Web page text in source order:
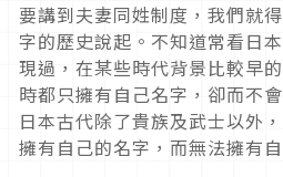
要講到夫妻同姓制度，我們就
字的歷史說起。不知道常看日
現過，在某些時代背景比較早
時都只擁有自己名字，卻而不
日本古代除了貴族及武士以外
擁有自己的名字，而無法擁有